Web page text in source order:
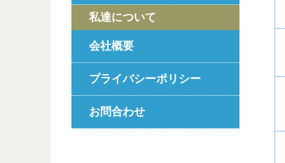
私達について
会社概要
プライバシーポリシー
お問合わせ